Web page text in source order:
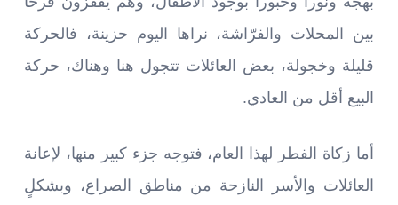
بين المحلات والفرّاشة، نراها اليوم حزينة، فالحركة
قليلة وخجولة، بعض العائلات تتجول هنا وهناك، حركة
البيع أقل من العادي.
أما زكاة الفطر لهذا العام، فتوجه جزء كبير منها، لإعانة
العائلات والأسر النازحة من مناطق الصراع، وبشكلٍ